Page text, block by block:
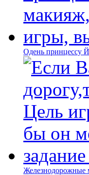
Одень принцессу
Железнодорожные